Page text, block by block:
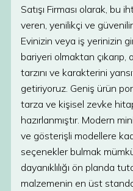
Satışı Firması olarak, bu
veren, yenilikçi ve
Evinizin veya iş yerinizin
bariyeri olmaktan çıkarıp,
tarzını ve karakterini
getiriyoruz. Geniş ürün
tarza ve kişisel zevke
hazırlanmıştır. Modern
ve gösterişli modellere
seçenekler bulmak
dayanıklılığı ön planda
malzemenin en üst